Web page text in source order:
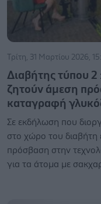
Τρίτη, 31 Μαρτίου 2026,
Διαβήτης τύπου 2
ζητούν άμεση
καταγραφή
Σε εκδήλωση που
στο χώρο του διαβήτη
πρόσβαση στην
για τα άτομα με